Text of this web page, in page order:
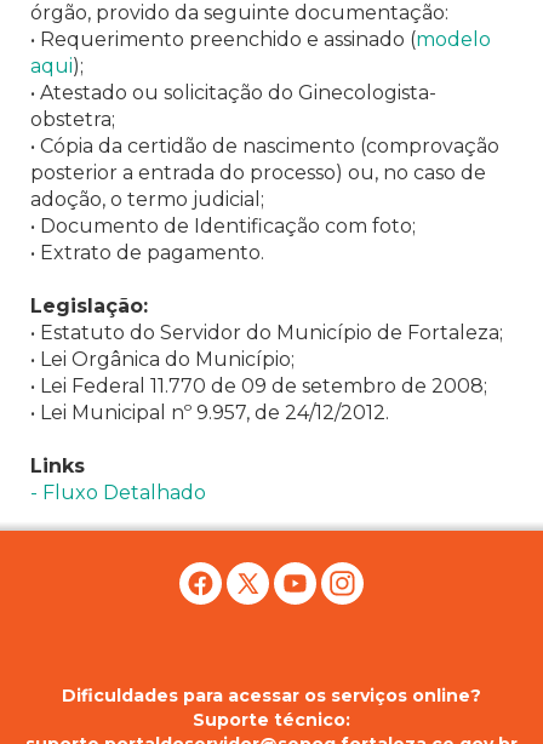
órgão, provido da seguinte documentação:
• Requerimento preenchido e assinado (modelo
aqui);
• Atestado ou solicitação do Ginecologista-
obstetra;
• Cópia da certidão de nascimento (comprovação
posterior a entrada do processo) ou, no caso de
adoção, o termo judicial;
• Documento de Identificação com foto;
• Extrato de pagamento.
Legislação:
• Estatuto do Servidor do Município de Fortaleza;
• Lei Orgânica do Município;
• Lei Federal 11.770 de 09 de setembro de 2008;
• Lei Municipal nº 9.957, de 24/12/2012.
Links
- Fluxo Detalhado
Dificuldades para acessar os serviços online?
Suporte técnico: